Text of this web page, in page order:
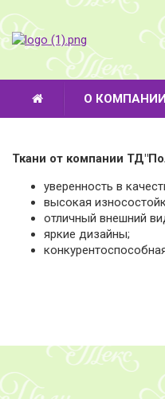
О КОМПАНИИ
Ткани от компании
уверенность в
высокая
отличный внешний
яркие дизайны;